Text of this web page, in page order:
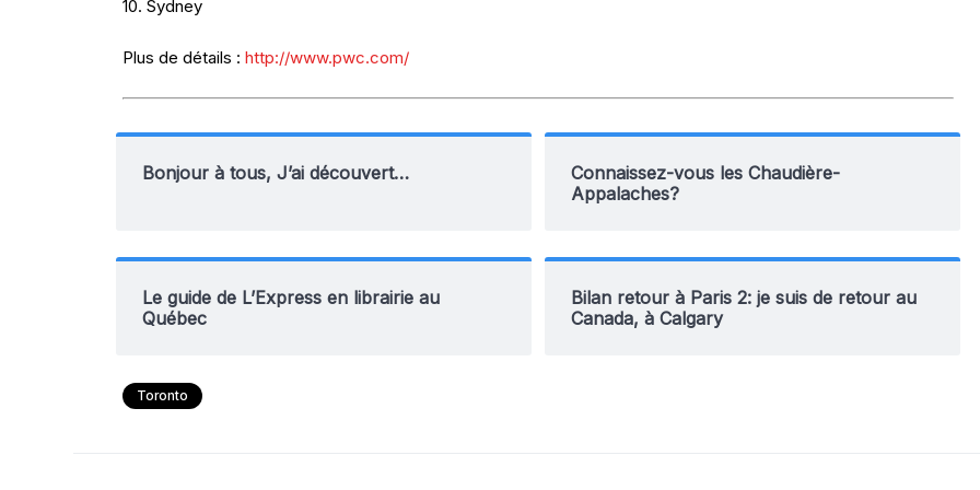
10. Sydney
Plus de détails : http://www.pwc.com/
Bonjour à tous, J’ai découvert…
Connaissez-vous les Chaudière-
Appalaches?
Le guide de L’Express en librairie au
Québec
Bilan retour à Paris 2: je suis de retour au
Canada, à Calgary
Toronto